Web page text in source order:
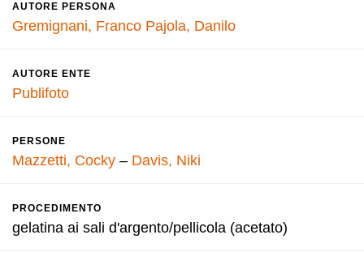
AUTORE PERSONA
Gremignani, Franco Pajola, Danilo
AUTORE ENTE
Publifoto
PERSONE
Mazzetti, Cocky – Davis, Niki
PROCEDIMENTO
gelatina ai sali d'argento/pellicola (acetato)